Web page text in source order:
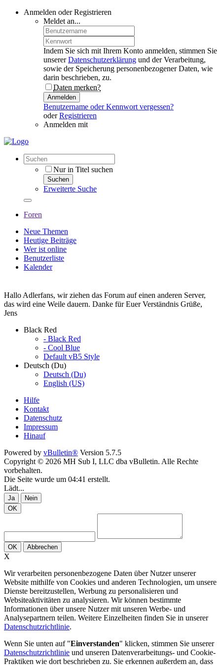
Anmelden oder Registrieren
Meldet an...
Indem Sie sich mit Ihrem Konto anmelden, stimmen Sie
unsererDatenschutzerklärung und der Verarbeitung,
sowie der Speicherung personenbezogener Daten, wie
darin beschrieben, zu.
Daten merken?
Anmelden
Benutzername oder Kennwort vergessen?
oderRegistrieren
Anmelden mit
Nur in Titel suchen
Suchen
Erweiterte Suche
Foren
Neue Themen
Heutige Beiträge
Wer ist online
Benutzerliste
Kalender
Hallo Adlerfans, wir ziehen das Forum auf einen anderen Server,
das wird eine Weile dauern. Danke für Euer Verständnis Grüße,
Jens
Black Red
- Black Red
- Cool Blue
Default vB5 Style
Deutsch (Du)
Deutsch (Du)
English (US)
Hilfe
Kontakt
Datenschutz
Impressum
Hinauf
Powered by vBulletin® Version 5.7.5
Copyright © 2026 MH Sub I, LLC dba vBulletin. Alle Rechte
vorbehalten.
Die Seite wurde um 04:41 erstellt.
Lädt...
Ja
Nein
OK
OK Abbrechen
X
Wir verarbeiten personenbezogene Daten über Nutzer unserer
Website mithilfe von Cookies und anderen Technologien, um unsere
Dienste bereitzustellen, Werbung zu personalisieren und
Websiteaktivitäten zu analysieren. Wir können bestimmte
Informationen über unsere Nutzer mit unseren Werbe- und
Analysepartnern teilen. Weitere Einzelheiten finden Sie in unserer
Datenschutzrichtlinie.
Wenn Sie unten auf "Einverstanden" klicken, stimmen Sie unserer
Datenschutzrichtlinie und unseren Datenverarbeitungs- und Cookie-
Praktiken wie dort beschrieben zu. Sie erkennen außerdem an, dass